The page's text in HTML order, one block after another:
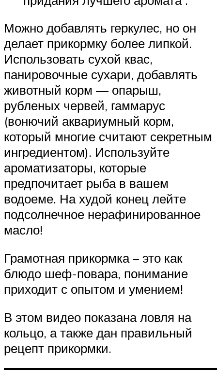
Можно добавлять геркулес, но он
делает прикормку более липкой.
Использовать сухой квас,
панировочные сухари, добавлять
животный корм — опарыш,
рубленых червей, гаммарус
(вонючий аквариумный корм,
который многие считают секретным
ингредиентом). Используйте
ароматизаторы, которые
предпочитает рыба в вашем
водоеме. На худой конец лейте
подсолнечное нерафинированное
масло!
Грамотная прикормка – это как
блюдо шеф-повара, понимание
приходит с опытом и умением!
В этом видео показана ловля на
кольцо, а также дан правильный
рецепт прикормки.